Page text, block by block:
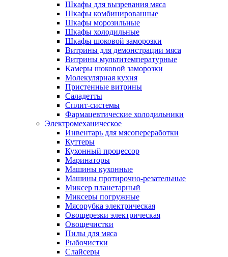
Шкафы для вызревания мяса
Шкафы комбинированные
Шкафы морозильные
Шкафы холодильные
Шкафы шоковой заморозки
Витрины для демонстрации мяса
Витрины мультитемпературные
Камеры шоковой заморозки
Молекулярная кухня
Пристенные витрины
Саладетты
Сплит-системы
Фармацевтические холодильники
Электромеханическое
Инвентарь для мясопереработки
Куттеры
Кухонный процессор
Маринаторы
Машины кухонные
Машины протирочно-резательные
Миксер планетарный
Миксеры погружные
Мясорубка электрическая
Овощерезки электрическая
Овощечистки
Пилы для мяса
Рыбочистки
Слайсеры